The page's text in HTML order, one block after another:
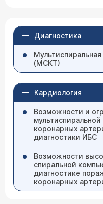
Диагностика
(МСКТ)
Кардиология
Возможности и
коронарных
диагностики ИБС
Возможности
спиральной
диагностике
коронарных